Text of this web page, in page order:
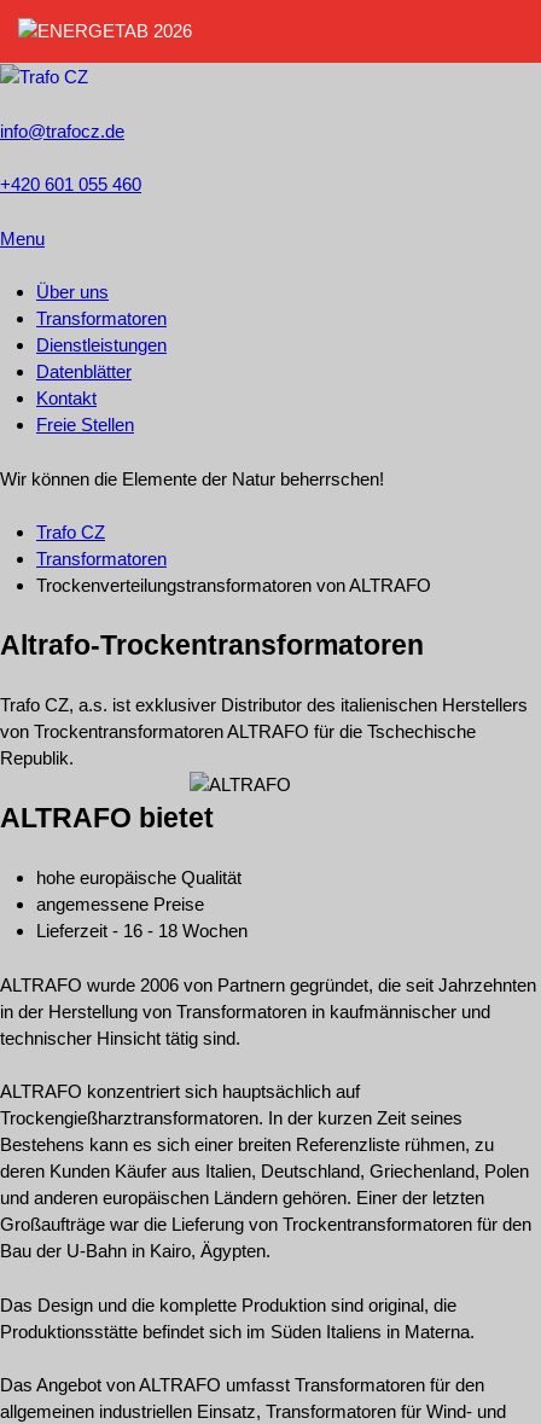
info@trafocz.de
+420 601 055 460
Menu
Über uns
Transformatoren
Dienstleistungen
Datenblätter
Kontakt
Freie Stellen
Wir können die Elemente der Natur beherrschen!
Trafo CZ
Transformatoren
Trockenverteilungstransformatoren von ALTRAFO
Altrafo-Trockentransformatoren
Trafo CZ, a.s. ist exklusiver Distributor des italienischen Herstellers
von Trockentransformatoren ALTRAFO für die Tschechische
Republik.
ALTRAFO bietet
hohe europäische Qualität
angemessene Preise
Lieferzeit - 16 - 18 Wochen
ALTRAFO wurde 2006 von Partnern gegründet, die seit Jahrzehnten
in der Herstellung von Transformatoren in kaufmännischer und
technischer Hinsicht tätig sind.
ALTRAFO konzentriert sich hauptsächlich auf
Trockengießharztransformatoren. In der kurzen Zeit seines
Bestehens kann es sich einer breiten Referenzliste rühmen, zu
deren Kunden Käufer aus Italien, Deutschland, Griechenland, Polen
und anderen europäischen Ländern gehören. Einer der letzten
Großaufträge war die Lieferung von Trockentransformatoren für den
Bau der U-Bahn in Kairo, Ägypten.
Das Design und die komplette Produktion sind original, die
Produktionsstätte befindet sich im Süden Italiens in Materna.
Das Angebot von ALTRAFO umfasst Transformatoren für den
allgemeinen industriellen Einsatz, Transformatoren für Wind- und